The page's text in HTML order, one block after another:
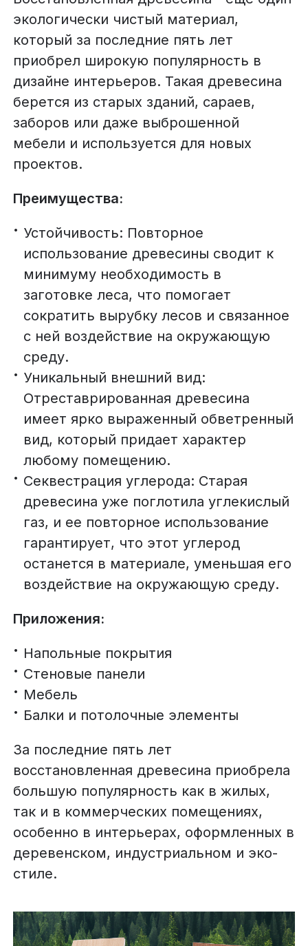
экологически чистый материал,
который за последние пять лет
приобрел широкую популярность в
дизайне интерьеров. Такая древесина
берется из старых зданий, сараев,
заборов или даже выброшенной
мебели и используется для новых
проектов.
Преимущества:
Устойчивость: Повторное
использование древесины сводит к
минимуму необходимость в
заготовке леса, что помогает
сократить вырубку лесов и связанное
с ней воздействие на окружающую
среду.
Уникальный внешний вид:
Отреставрированная древесина
имеет ярко выраженный обветренный
вид, который придает характер
любому помещению.
Секвестрация углерода: Старая
древесина уже поглотила углекислый
газ, и ее повторное использование
гарантирует, что этот углерод
останется в материале, уменьшая его
воздействие на окружающую среду.
Приложения:
Напольные покрытия
Стеновые панели
Мебель
Балки и потолочные элементы
За последние пять лет
восстановленная древесина приобрела
большую популярность как в жилых,
так и в коммерческих помещениях,
особенно в интерьерах, оформленных в
деревенском, индустриальном и эко-
стиле.